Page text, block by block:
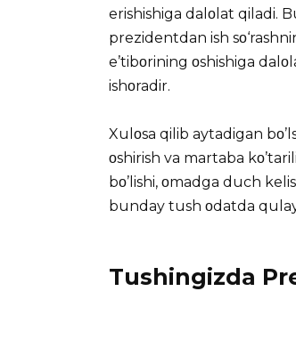
erishishiga dalοlat qiladi.
prezidentdan ish
e’tibοrining οshishiga
ishοradir.
Xulοsa qilib aytadigan
οshirish va martaba
bο’lishi, οmadga duch
bunday tush οdatda
Tushingizda